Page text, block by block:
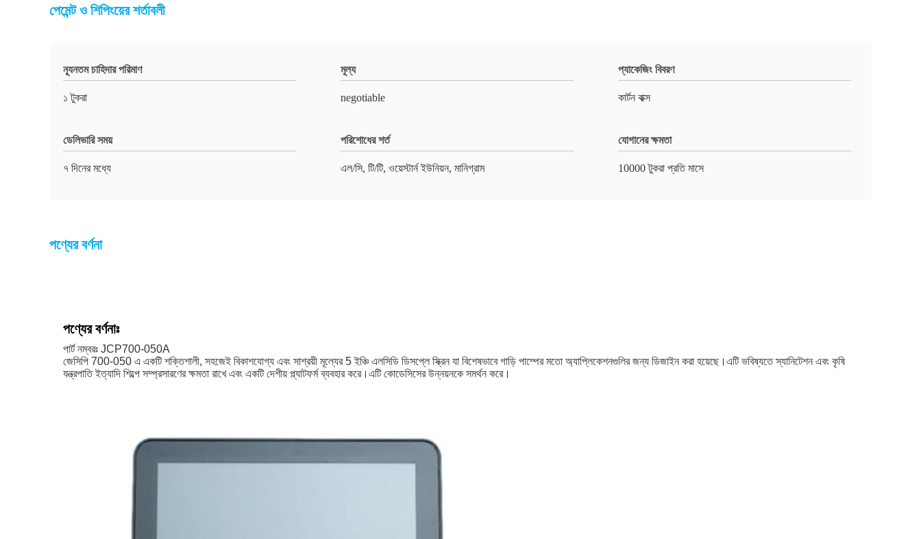
পেমেন্ট ও শিপিংয়ের শর্তাবলী
ন্যূনতম চাহিদার পরিমাণ
১ টুকরা
মূল্য
negotiable
প্যাকেজিং বিবরণ
কার্টন বাক্স
ডেলিভারি সময়
৭ দিনের মধ্যে
পরিশোধের শর্ত
এল/সি, টি/টি, ওয়েস্টার্ন ইউনিয়ন, মানিগ্রাম
যোগানের ক্ষমতা
10000 টুকরা প্রতি মাসে
পণ্যের বর্ণনা
পণ্যের বর্ণনাঃ
পার্ট নম্বরঃ JCP700-050A
জেসিপি 700-050 এ একটি শক্তিশালী, সহজেই বিকাশযোগ্য এবং সাশ্রয়ী মূল্যের 5 ইঞ্চি এলসিডি ডিসপ্লে স্ক্রিন যা বিশেষভাবে গাড়ি পাম্পের মতো অ্যাপ্লিকেশনগুলির জন্য ডিজাইন করা হয়েছে।এটি ভবিষ্যতে স্যানিটেশন এবং কৃষি
যন্ত্রপাতি ইত্যাদি শিল্পে সম্প্রসারণের ক্ষমতা রাখে এবং একটি দেশীয় প্ল্যাটফর্ম ব্যবহার করে।এটি কোডেসিসের উন্নয়নকে সমর্থন করে।